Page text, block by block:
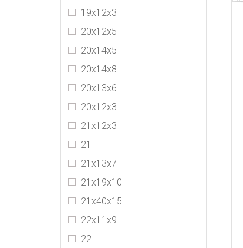
19x12x3
20х12х5
20x14x5
20х14х8
20х13х6
20х12х3
21х12х3
21
21x13x7
21х19х10
21х40х15
22х11х9
22